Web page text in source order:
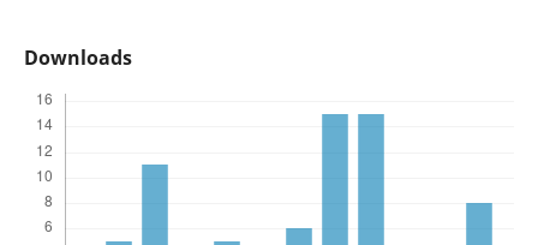
Downloads